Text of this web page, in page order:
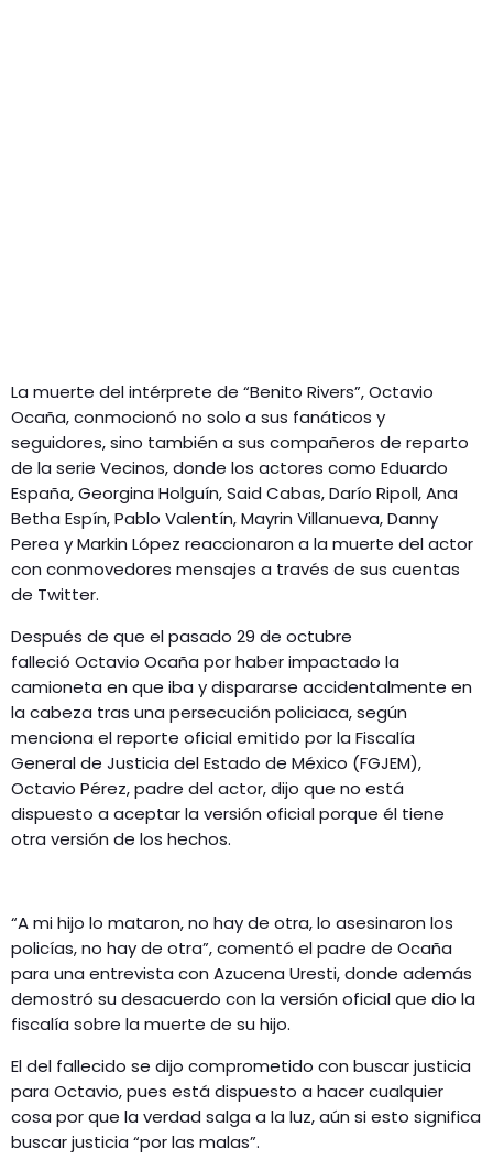
La muerte del intérprete de “Benito Rivers”, Octavio
Ocaña, conmocionó no solo a sus fanáticos y
seguidores, sino también a sus compañeros de reparto
de la serie Vecinos, donde los actores como Eduardo
España, Georgina Holguín, Said Cabas, Darío Ripoll, Ana
Betha Espín, Pablo Valentín, Mayrin Villanueva, Danny
Perea y Markin López reaccionaron a la muerte del actor
con conmovedores mensajes a través de sus cuentas
de Twitter.
Después de que el pasado 29 de octubre
falleció Octavio Ocaña por haber impactado la
camioneta en que iba y dispararse accidentalmente en
la cabeza tras una persecución policiaca, según
menciona el reporte oficial emitido por la Fiscalía
General de Justicia del Estado de México (FGJEM),
Octavio Pérez, padre del actor, dijo que no está
dispuesto a aceptar la versión oficial porque él tiene
otra versión de los hechos.
“A mi hijo lo mataron, no hay de otra, lo asesinaron los
policías, no hay de otra”, comentó el padre de Ocaña
para una entrevista con Azucena Uresti, donde además
demostró su desacuerdo con la versión oficial que dio la
fiscalía sobre la muerte de su hijo.
El del fallecido se dijo comprometido con buscar justicia
para Octavio, pues está dispuesto a hacer cualquier
cosa por que la verdad salga a la luz, aún si esto significa
buscar justicia “por las malas”.